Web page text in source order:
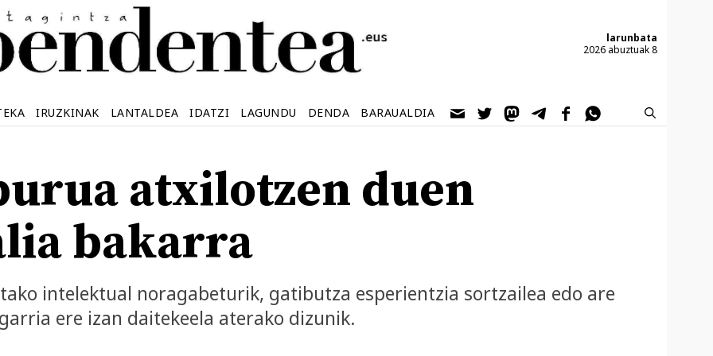
larunbata
2026 abuztuak 8
IRUZKINAK LANTALDEA IDATZI LAGUNDU DENDA BARAUALDIA
atxilotzen duen
bakarra
intelektual noragabeturik, gatibutza esperientzia sortzailea edo are
ere izan daitekeela aterako dizunik.